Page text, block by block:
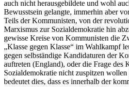
auch nicht herausgebildete und wohl
Bewusstsein gelangte, immerhin aber
Teils der Kommunisten, von der
Marxismus zur Sozialdemokratie hin
gewisse Kreise von Kommunisten die
„Klasse gegen Klasse“ im Wahlkampf
gegen selbständige Kandidaturen der
auftreten (England), oder die Frage des
Sozialdemokratie nicht zuspitzen
bedeutet dies, dass es innerhalb der